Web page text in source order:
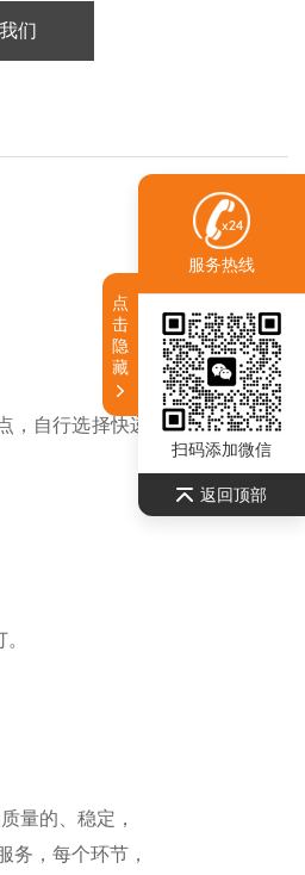
们
，自行选择快递公司，请联系
量的、稳定，
务，每个环节，
服务热线
扫码添加微信
返回顶部
点
击
隐
藏